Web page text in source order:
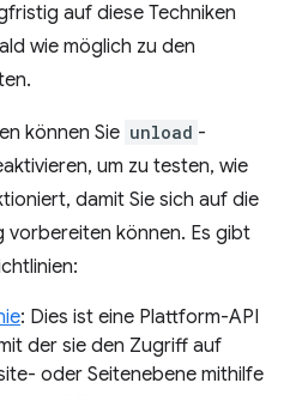
auf diese Techniken
wie möglich zu den
können Sie unload -
um zu testen, wie
damit Sie sich auf die
vorbereiten können. Es gibt
: Dies ist eine Plattform-API
der sie den Zugriff auf
oder Seitenebene mithilfe